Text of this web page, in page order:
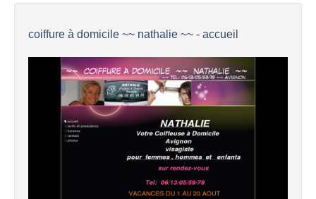
coiffure à domicile ~~ nathalie ~~ - accueil